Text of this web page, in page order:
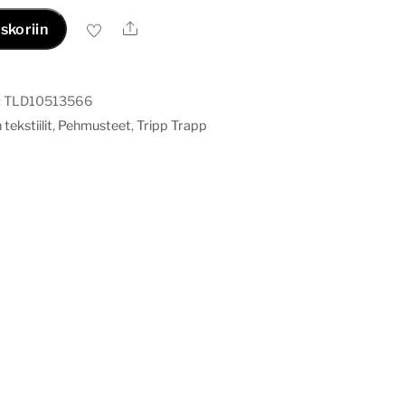
Ale
TLD10513566
tekstiilit, Pehmusteet,Tripp Trapp